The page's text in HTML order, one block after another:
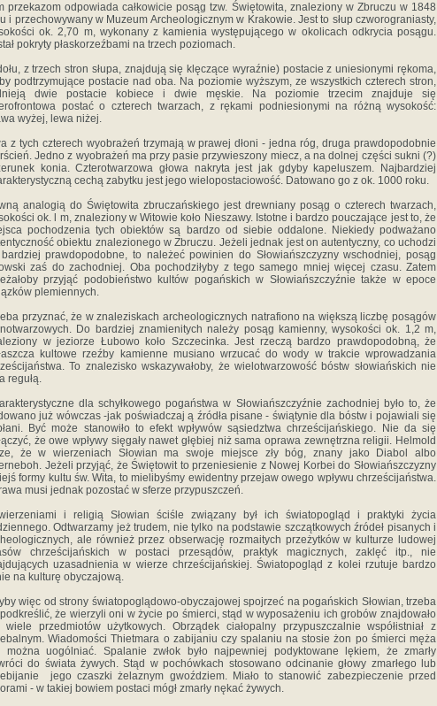
przekazom odpowiada całkowicie posąg tzw. Świętowita, znaleziony w Zbruczu w 1848
i przechowywany w Muzeum Archeologicznym w Krakowie. Jest to słup czworograniasty,
ok. 2,70 m, wykonany z kamienia występującego w okolicach odkrycia posągu.
pokryty płaskorzeźbami na trzech poziomach.
z trzech stron słupa, znajdują się klęczące wyraźnie) postacie z uniesionymi rękoma,
podtrzymujące postacie nad oba. Na poziomie wyższym, ze wszystkich czterech stron,
dwie postacie kobiece i dwie męskie. Na poziomie trzecim znajduje się
postać o czterech twarzach, z rękami podniesionymi na różną wysokość:
wyżej, lewa niżej.
z tych czterech wyobrażeń trzymają w prawej dłoni - jedna róg, druga prawdopodobnie
Jedno z wyobrażeń ma przy pasie przywieszony miecz, a na dolnej części sukni (?)
konia. Czterotwarzowa głowa nakryta jest jak gdyby kapeluszem. Najbardziej
cechą zabytku jest jego wielopostaciowość. Datowano go z ok. 1000 roku.
analogią do Świętowita zbruczańskiego jest drewniany posąg o czterech twarzach,
ok. l m, znaleziony w Witowie koło Nieszawy. Istotne i bardzo pouczające jest to, że
pochodzenia tych obiektów są bardzo od siebie oddalone. Niekiedy podważano
obiektu znalezionego w Zbruczu. Jeżeli jednak jest on autentyczny, co uchodzi
prawdopodobne, to należeć powinien do Słowiańszczyzny wschodniej, posąg
zaś do zachodniej. Oba pochodziłyby z tego samego mniej więcej czasu. Zatem
przyjąć podobieństwo kultów pogańskich w Słowiańszczyźnie także w epoce
plemiennych.
przyznać, że w znaleziskach archeologicznych natrafiono na większą liczbę posągów
Do bardziej znamienitych należy posąg kamienny, wysokości ok. 1,2 m,
w jeziorze Łubowo koło Szczecinka. Jest rzeczą bardzo prawdopodobną, że
kultowe rzeźby kamienne musiano wrzucać do wody w trakcie wprowadzania
To znalezisko wskazywałoby, że wielotwarzowość bóstw słowiańskich nie
regułą.
dla schyłkowego pogaństwa w Słowiańszczyźnie zachodniej było to, że
już wówczas -jak poświadczaj ą źródła pisane - świątynie dla bóstw i pojawiali się
Być może stanowiło to efekt wpływów sąsiedztwa chrześcijańskiego. Nie da się
że owe wpływy sięgały nawet głębiej niż sama oprawa zewnętrzna religii. Helmold
że w wierzeniach Słowian ma swoje miejsce zły bóg, znany jako Diabol albo
Jeżeli przyjąć, że Świętowit to przeniesienie z Nowej Korbei do Słowiańszczyzny
formy kultu św. Wita, to mielibyśmy ewidentny przejaw owego wpływu chrześcijaństwa.
musi jednak pozostać w sferze przypuszczeń.
i religią Słowian ściśle związany był ich światopogląd i praktyki życia
Odtwarzamy jeż trudem, nie tylko na podstawie szczątkowych źródeł pisanych i
ale również przez obserwację rozmaitych przeżytków w kulturze ludowej
chrześcijańskich w postaci przesądów, praktyk magicznych, zaklęć itp., nie
uzasadnienia w wierze chrześcijańskiej. Światopogląd z kolei rzutuje bardzo
na kulturę obyczajową.
więc od strony światopoglądowo-obyczajowej spojrzeć na pogańskich Słowian, trzeba
że wierzyli oni w życie po śmierci, stąd w wyposażeniu ich grobów znajdowało
wiele przedmiotów użytkowych. Obrządek ciałopalny przypuszczalnie współistniał z
Wiadomości Thietmara o zabijaniu czy spalaniu na stosie żon po śmierci męża
można uogólniać. Spalanie zwłok było najpewniej podyktowane lękiem, że zmarły
do świata żywych. Stąd w pochówkach stosowano odcinanie głowy zmarłego lub
jego czaszki żelaznym gwoździem. Miało to stanowić zabezpieczenie przed
- w takiej bowiem postaci mógł zmarły nękać żywych.